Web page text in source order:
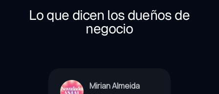
Lo que dicen los dueños de
negocio